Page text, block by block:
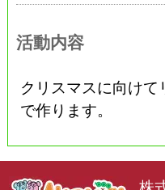
活動内容
クリスマスに向け
で作ります。